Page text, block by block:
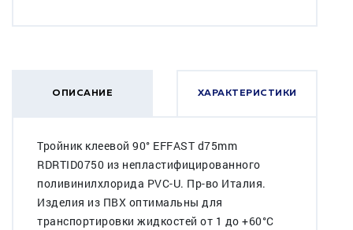
ОПИСАНИЕ ХАРАКТЕРИСТИКИ
Тройник клеевой 90° EFFAST d75mm
RDRTID0750 из непластифицированного
поливинилхлорида PVC-U. Пр-во Италия.
Изделия из ПВХ оптимальны для
транспортировки жидкостей от 1 до +60°C